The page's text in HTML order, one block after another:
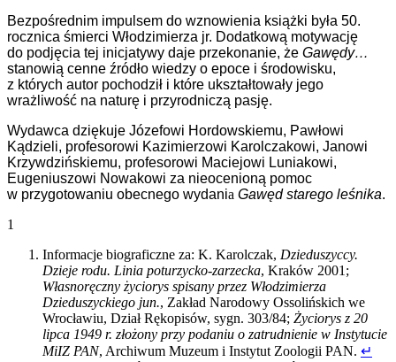
Bezpośrednim impulsem do wznowienia książki była 50.
rocznica śmierci Włodzimierza jr. Dodatkową motywację
do podjęcia tej inicjatywy daje przekonanie, że Gawędy…
stanowią cenne źródło wiedzy o epoce i środowisku,
z których autor pochodził i które ukształtowały jego
wrażliwość na naturę i przyrodniczą pasję.
Wydawca dziękuje Józefowi Hordowskiemu, Pawłowi
Kądzieli, profesorowi Kazimierzowi Karolczakowi, Janowi
Krzywdzińskiemu, profesorowi Maciejowi Luniakowi,
Eugeniuszowi Nowakowi za nieocenioną pomoc
w przygotowaniu obecnego wydania Gawęd starego leśnika.
1
Informacje biograficzne za: K. Karolczak, Dzieduszyccy.
Dzieje rodu. Linia poturzycko-zarzecka, Kraków 2001;
Własnoręczny życiorys spisany przez Włodzimierza
Dzieduszyckiego jun., Zakład Narodowy Ossolińskich we
Wrocławiu, Dział Rękopisów, sygn. 303/84; Życiorys z 20
lipca 1949 r. złożony przy podaniu o zatrudnienie w Instytucie
MiIZ PAN, Archiwum Muzeum i Instytut Zoologii PAN. ↵